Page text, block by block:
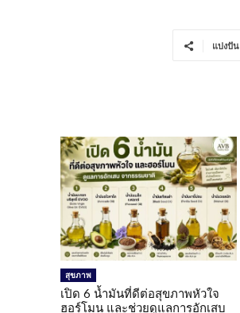
แบ่งปัน
สุขภาพ
เปิด 6 น้ำมันที่ดีต่อสุขภาพหัวใจ
ฮอร์โมน และช่วยดูแลการอักเสบ